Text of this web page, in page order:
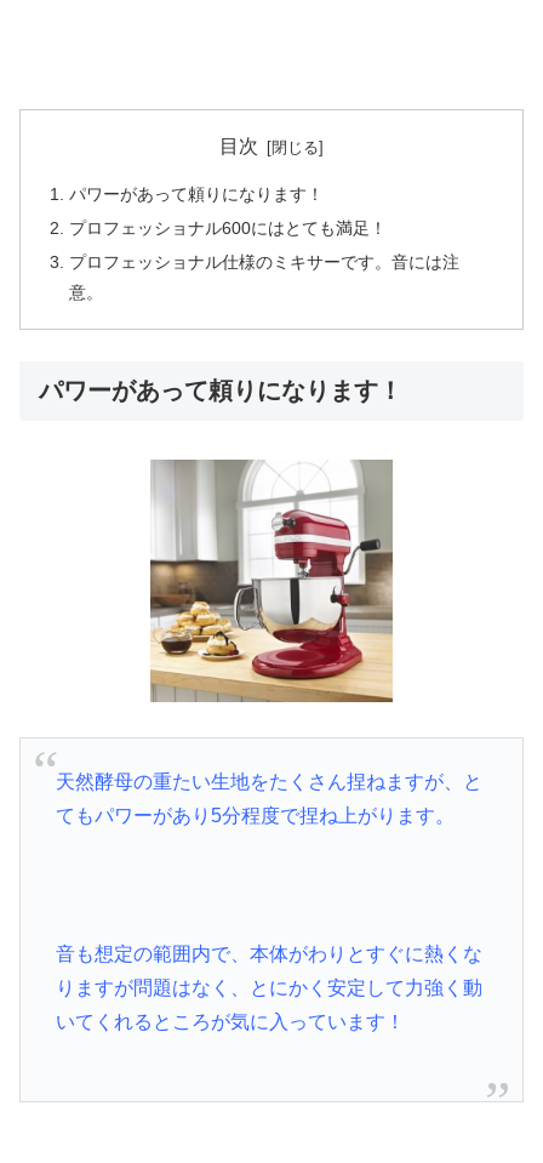
目次
パワーがあって頼りになります！
プロフェッショナル600にはとても満足！
プロフェッショナル仕様のミキサーです。音には注
意。
パワーがあって頼りになります！
天然酵母の重たい生地をたくさん捏ねますが、と
てもパワーがあり5分程度で捏ね上がります。
音も想定の範囲内で、本体がわりとすぐに熱くな
りますが問題はなく、とにかく安定して力強く動
いてくれるところが気に入っています！